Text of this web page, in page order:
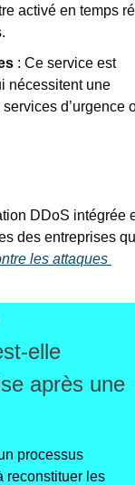
activé en temps
: Ce service est
nécessitent une
d’urgence
DDoS intégrée
des entreprises
les attaques
elle
après une
processus
reconstituer les